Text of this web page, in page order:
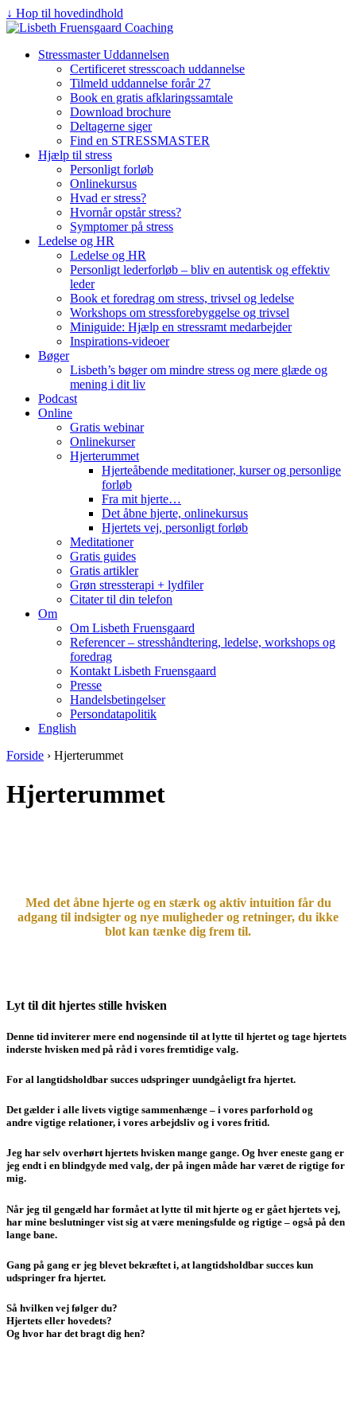
↓ Hop til hovedindhold
Stressmaster Uddannelsen
Certificeret stresscoach uddannelse
Tilmeld uddannelse forår 27
Book en gratis afklaringssamtale
Download brochure
Deltagerne siger
Find en STRESSMASTER
Hjælp til stress
Personligt forløb
Onlinekursus
Hvad er stress?
Hvornår opstår stress?
Symptomer på stress
Ledelse og HR
Ledelse og HR
Personligt lederforløb – bliv en autentisk og effektiv
leder
Book et foredrag om stress, trivsel og ledelse
Workshops om stressforebyggelse og trivsel
Miniguide: Hjælp en stressramt medarbejder
Inspirations-videoer
Bøger
Lisbeth’s bøger om mindre stress og mere glæde og
mening i dit liv
Podcast
Online
Gratis webinar
Onlinekurser
Hjerterummet
Hjerteåbende meditationer, kurser og personlige
forløb
Fra mit hjerte…
Det åbne hjerte, onlinekursus
Hjertets vej, personligt forløb
Meditationer
Gratis guides
Gratis artikler
Grøn stressterapi + lydfiler
Citater til din telefon
Om
Om Lisbeth Fruensgaard
Referencer – stresshåndtering, ledelse, workshops og
foredrag
Kontakt Lisbeth Fruensgaard
Presse
Handelsbetingelser
Persondatapolitik
English
Forside › Hjerterummet
Hjerterummet
Med det åbne hjerte og en stærk og aktiv intuition får du
adgang til indsigter og nye muligheder og retninger, du ikke
blot kan tænke dig frem til.
Lyt til dit hjertes stille hvisken
Denne tid inviterer mere end nogensinde til at lytte til hjertet og tage hjertets
inderste hvisken med på råd i vores fremtidige valg.
For al langtidsholdbar succes udspringer uundgåeligt fra hjertet.
Det gælder i alle livets vigtige sammenhænge – i vores parforhold og
andre vigtige relationer, i vores arbejdsliv og i vores fritid.
Jeg har selv overhørt hjertets hvisken mange gange. Og hver eneste gang er
jeg endt i en blindgyde med valg, der på ingen måde har været de rigtige for
mig.
Når jeg til gengæld har formået at lytte til mit hjerte og er gået hjertets vej,
har mine beslutninger vist sig at være meningsfulde og rigtige – også på den
lange bane.
Gang på gang er jeg blevet bekræftet i, at langtidsholdbar succes kun
udspringer fra hjertet.
Så hvilken vej følger du?
Hjertets eller hovedets?
Og hvor har det bragt dig hen?